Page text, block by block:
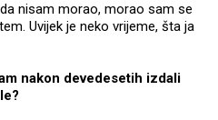
nisam morao, morao sam se
Uvijek je neko vrijeme, šta ja
nakon devedesetih izdali